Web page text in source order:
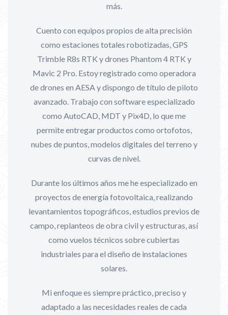
más.
Cuento con equipos propios de alta precisión
como estaciones totales robotizadas, GPS
Trimble R8s RTK y drones Phantom 4 RTK y
Mavic 2 Pro. Estoy registrado como operadora
de drones en AESA y dispongo de título de piloto
avanzado. Trabajo con software especializado
como AutoCAD, MDT y Pix4D, lo que me
permite entregar productos como ortofotos,
nubes de puntos, modelos digitales del terreno y
curvas de nivel.
Durante los últimos años me he especializado en
proyectos de energía fotovoltaica, realizando
levantamientos topográficos, estudios previos de
campo, replanteos de obra civil y estructuras, así
como vuelos técnicos sobre cubiertas
industriales para el diseño de instalaciones
solares.
Mi enfoque es siempre práctico, preciso y
adaptado a las necesidades reales de cada